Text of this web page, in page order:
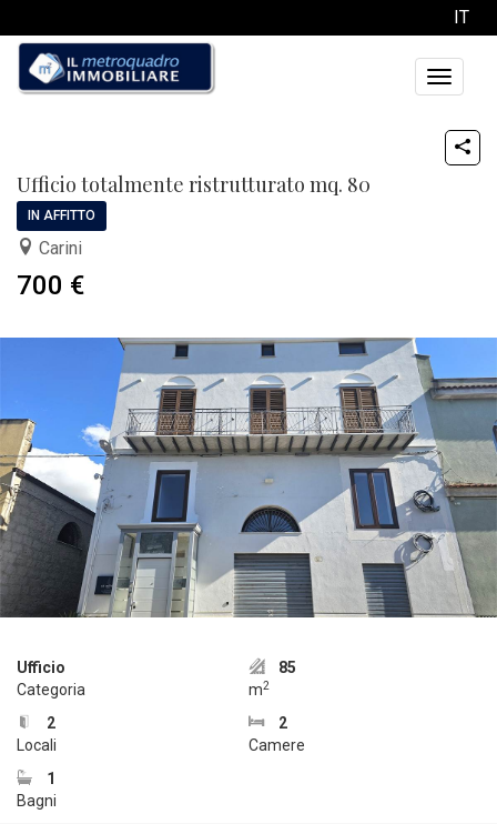
IT
Toggle
Ufficio totalmente ristrutturato mq. 80
IN AFFITTO
Carini
700 €
Ufficio
Categoria
85
m2
2
Locali
2
Camere
1
Bagni